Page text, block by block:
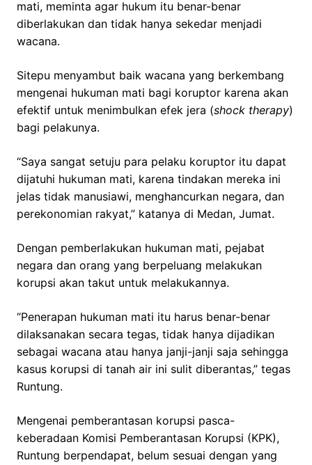
mati, meminta agar hukum itu benar-benar
diberlakukan dan tidak hanya sekedar menjadi
wacana.
Sitepu menyambut baik wacana yang berkembang
mengenai hukuman mati bagi koruptor karena akan
efektif untuk menimbulkan efek jera (shock therapy)
bagi pelakunya.
“Saya sangat setuju para pelaku koruptor itu dapat
dijatuhi hukuman mati, karena tindakan mereka ini
jelas tidak manusiawi, menghancurkan negara, dan
perekonomian rakyat,” katanya di Medan, Jumat.
Dengan pemberlakukan hukuman mati, pejabat
negara dan orang yang berpeluang melakukan
korupsi akan takut untuk melakukannya.
“Penerapan hukuman mati itu harus benar-benar
dilaksanakan secara tegas, tidak hanya dijadikan
sebagai wacana atau hanya janji-janji saja sehingga
kasus korupsi di tanah air ini sulit diberantas,” tegas
Runtung.
Mengenai pemberantasan korupsi pasca-
keberadaan Komisi Pemberantasan Korupsi (KPK),
Runtung berpendapat, belum sesuai dengan yang